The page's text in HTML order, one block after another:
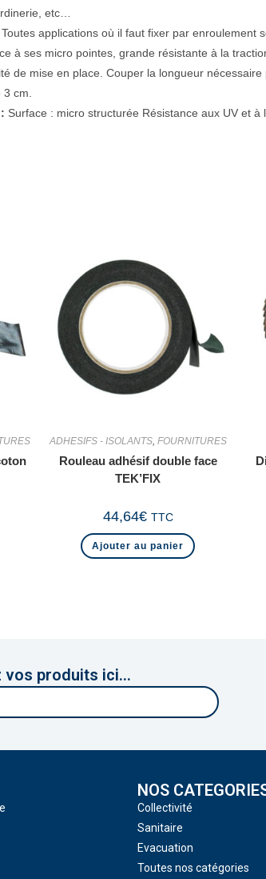
etc…
applications où il faut fixer par
à ses micro pointes, grande résistante à la
de mise en place. Couper la longueur
cm.
Surface : micro structurée Résistance aux UV et à
ADHESIFS - ISOLANTS, FOURNITURES
Rouleau adhésif double face
TEK’FIX
44,64€ TTC
Ajouter au panier
vos produits ici...
NOS
Collectivité
Sanitaire
Evacuation
Toutes nos catégories